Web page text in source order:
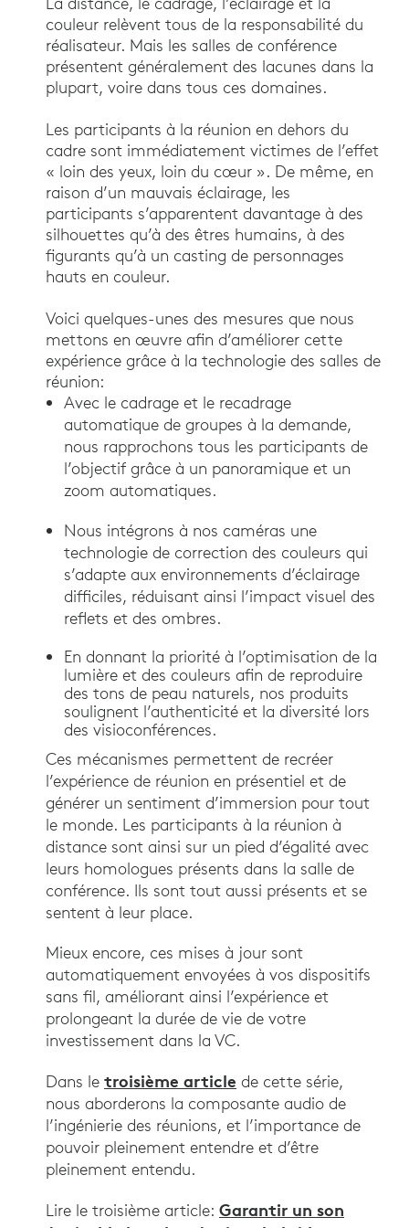
couleur relèvent tous de la responsabilité du
réalisateur. Mais les salles de conférence
présentent généralement des lacunes dans la
plupart, voire dans tous ces domaines.
Les participants à la réunion en dehors du
cadre sont immédiatement victimes de l’effet
« loin des yeux, loin du cœur ». De même, en
raison d’un mauvais éclairage, les
participants s’apparentent davantage à des
silhouettes qu’à des êtres humains, à des
figurants qu’à un casting de personnages
hauts en couleur.
Voici quelques-unes des mesures que nous
mettons en œuvre afin d’améliorer cette
expérience grâce à la technologie des salles de
réunion:
Avec le cadrage et le recadrage
automatique de groupes à la demande,
nous rapprochons tous les participants de
l’objectif grâce à un panoramique et un
zoom automatiques.
Nous intégrons à nos caméras une
technologie de correction des couleurs qui
s’adapte aux environnements d’éclairage
difficiles, réduisant ainsi l’impact visuel des
reflets et des ombres.
En donnant la priorité à l’optimisation de la
lumière et des couleurs afin de reproduire
des tons de peau naturels, nos produits
soulignent l’authenticité et la diversité lors
des visioconférences.
Ces mécanismes permettent de recréer
l’expérience de réunion en présentiel et de
générer un sentiment d’immersion pour tout
le monde. Les participants à la réunion à
distance sont ainsi sur un pied d’égalité avec
leurs homologues présents dans la salle de
conférence. Ils sont tout aussi présents et se
sentent à leur place.
Mieux encore, ces mises à jour sont
automatiquement envoyées à vos dispositifs
sans fil, améliorant ainsi l’expérience et
prolongeant la durée de vie de votre
investissement dans la VC.
Dans le troisième article de cette série,
nous aborderons la composante audio de
l’ingénierie des réunions, et l’importance de
pouvoir pleinement entendre et d’être
pleinement entendu.
Lire le troisième article: Garantir un son